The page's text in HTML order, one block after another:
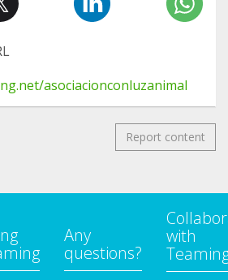
asociacionconluzanimal
Report content
Any
questions?
with